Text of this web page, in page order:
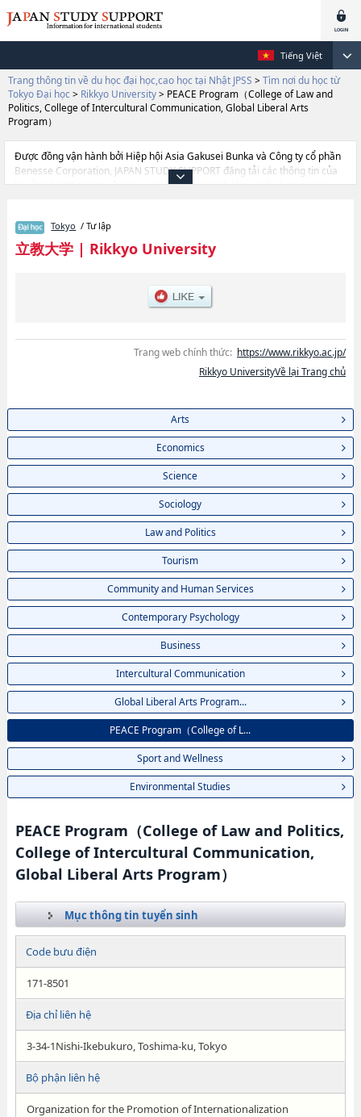
Tiếng Việt
Trang thông tin về du học đại học,cao học tại Nhật JPSS > Tìm nơi du học từ
Tokyo Đại học > Rikkyo University> PEACE Program（College of Law and
Politics, College of Intercultural Communication, Global Liberal Arts
Program）
Được đồng vận hành bởi Hiệp hội Asia Gakusei Bunka và Công ty cổ phần
Benesse Corporation, JAPAN STUDY SUPPORT đăng tải các thông tin của
khoảng 1.300 trường đại học, cao học, trường đại học ngắn hạn, trường
thiết dành cho du học sinh, như là về các Ngành ArtshoặcNgành
EconomicshoặcNgành SciencehoặcNgành SociologyhoặcNgành Law and
PoliticshoặcNgành TourismhoặcNgành Community and Human
BusinesshoặcNgành Intercultural CommunicationhoặcNgành Global
Liberal Arts Program (GLAP)hoặcNgành PEACE Program（College of Law
Studies, thông tin về từng ngành học, thông tin liên quan đến thi tuyển như
số lượng tuyển sinh, số lượng trúng tuyển, cở sở trang thiết bị, hướng dẫn
Tokyo / Tư lập
立教大学| Rikkyo University
Trang web chính thức: https://www.rikkyo.ac.jp/
Rikkyo UniversityVề lại Trang chủ
Arts
Economics
Science
Sociology
Law and Politics
Tourism
Community and Human Services
Contemporary Psychology
Business
Intercultural Communication
Global Liberal Arts Program...
PEACE Program（College of L...
Sport and Wellness
Environmental Studies
PEACE Program（College of Law and Politics,
College of Intercultural Communication,
Global Liberal Arts Program）
Mục thông tin tuyển sinh
Code bưu điện
171-8501
Địa chỉ liên hệ
3-34-1Nishi-Ikebukuro, Toshima-ku, Tokyo
Bộ phận liên hệ
Organization for the Promotion of Internationalization